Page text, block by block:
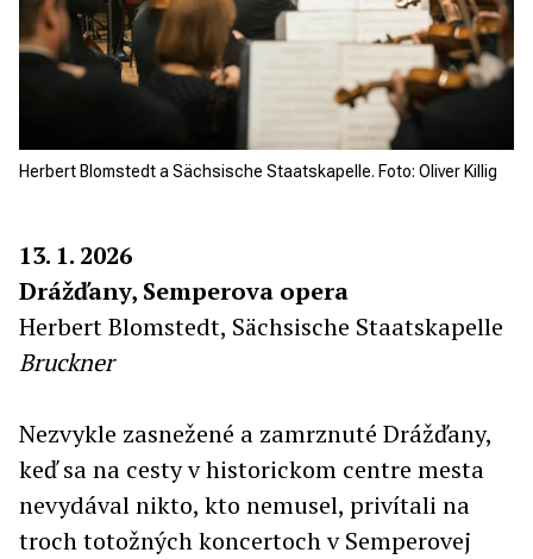
Herbert Blomstedt a Sächsische Staatskapelle. Foto: Oliver Killig
13. 1. 2026
Drážďany, Semperova opera
Herbert Blomstedt, Sächsische Staatskapelle
Bruckner
Nezvykle zasnežené a zamrznuté Drážďany,
keď sa na cesty v historickom centre mesta
nevydával nikto, kto nemusel, privítali na
troch totožných koncertoch v Semperovej